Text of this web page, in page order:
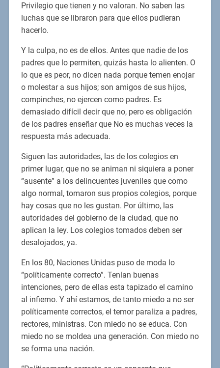
Privilegio que tienen y no valoran. No saben las
luchas que se libraron para que ellos pudieran
hacerlo.
Y la culpa, no es de ellos. Antes que nadie de los
padres que lo permiten, quizás hasta lo alienten. O
lo que es peor, no dicen nada porque temen enojar
o molestar a sus hijos; son amigos de sus hijos,
compinches, no ejercen como padres. Es
demasiado difícil decir que no, pero es obligación
de los padres enseñar que No es muchas veces la
respuesta más adecuada.
Siguen las autoridades, las de los colegios en
primer lugar, que no se animan ni siquiera a poner
“ausente” a los delincuentes juveniles que como
algo normal, tomaron sus propios colegios, porque
hay cosas que no les gustan. Por último, las
autoridades del gobierno de la ciudad, que no
aplican la ley. Los colegios tomados deben ser
desalojados, ya.
En los 80, Naciones Unidas puso de moda lo
“políticamente correcto”. Tenían buenas
intenciones, pero de ellas esta tapizado el camino
al infierno. Y ahí estamos, de tanto miedo a no ser
políticamente correctos, el temor paraliza a padres,
rectores, ministras. Con miedo no se educa. Con
miedo no se moldea una generación. Con miedo no
se forma una nación.